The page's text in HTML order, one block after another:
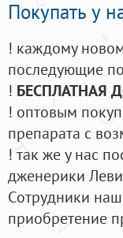
Покупать у
! каждому
последующие
! БЕСПЛАТНАЯ
! оптовым
препарата с
! так же у нас
дженерики
Cотрудники
приобретение